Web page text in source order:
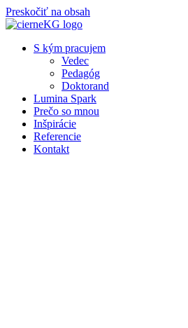
Preskočiť na obsah
S kým pracujem
Vedec
Pedagóg
Doktorand
Lumina Spark
Prečo so mnou
Inšpirácie
Referencie
Kontakt